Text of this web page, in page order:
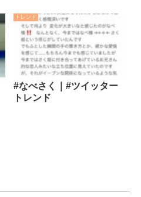
トレンド
#なべさく｜#ツイッター
トレンド